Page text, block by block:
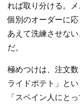
れば取り分ける。
個別のオーダーに応
あえて洗練させな
だ。
極めつけは、注文
ライドポテト」とい
「スペイン人にと